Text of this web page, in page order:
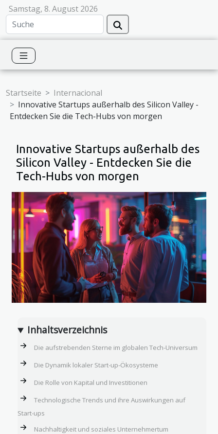
Samstag, 8. August 2026
Startseite
Internacional
Innovative Startups außerhalb des Silicon Valley -
Entdecken Sie die Tech-Hubs von morgen
Innovative Startups außerhalb des
Silicon Valley - Entdecken Sie die
Tech-Hubs von morgen
Inhaltsverzeichnis
Die aufstrebenden Sterne im globalen Tech-Universum
Die Dynamik lokaler Start-up-Ökosysteme
Die Rolle von Kapital und Investitionen
Technologische Trends und ihre Auswirkungen auf
Start-ups
Nachhaltigkeit und soziales Unternehmertum